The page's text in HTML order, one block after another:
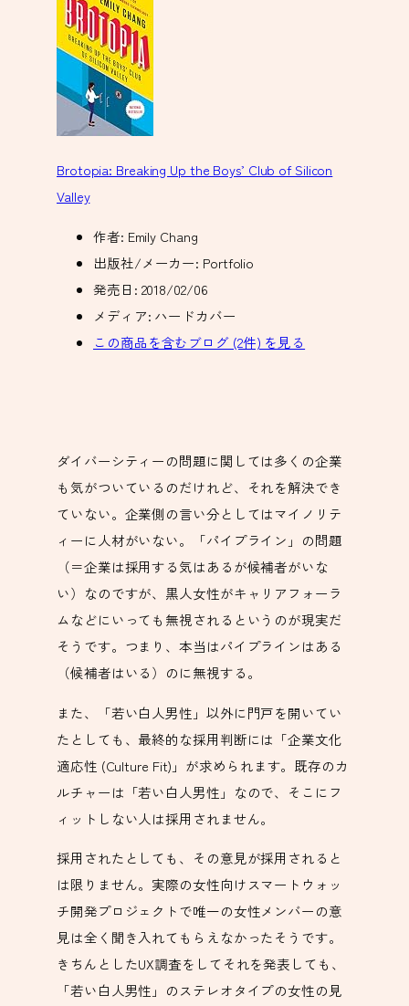
Brotopia: Breaking Up the Boys’ Club of Silicon
Valley
作者: Emily Chang
出版社/メーカー: Portfolio
発売日: 2018/02/06
メディア: ハードカバー
この商品を含むブログ (2件) を見る
ダイバーシティーの問題に関しては多くの企業
も気がついているのだけれど、それを解決でき
ていない。企業側の言い分としてはマイノリテ
ィーに人材がいない。「パイプライン」の問題
（＝企業は採用する気はあるが候補者がいな
い）なのですが、黒人女性がキャリアフォーラ
ムなどにいっても無視されるというのが現実だ
そうです。つまり、本当はパイプラインはある
（候補者はいる）のに無視する。
また、「若い白人男性」以外に門戸を開いてい
たとしても、最終的な採用判断には「企業文化
適応性 (Culture Fit)」が求められます。既存のカ
ルチャーは「若い白人男性」なので、そこにフ
ィットしない人は採用されません。
採用されたとしても、その意見が採用されると
は限りません。実際の女性向けスマートウォッ
チ開発プロジェクトで唯一の女性メンバーの意
見は全く聞き入れてもらえなかったそうです。
きちんとしたUX調査をしてそれを発表しても、
「若い白人男性」のステレオタイプの女性の見